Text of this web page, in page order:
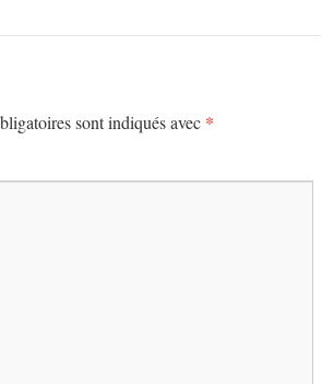
sont indiqués avec *